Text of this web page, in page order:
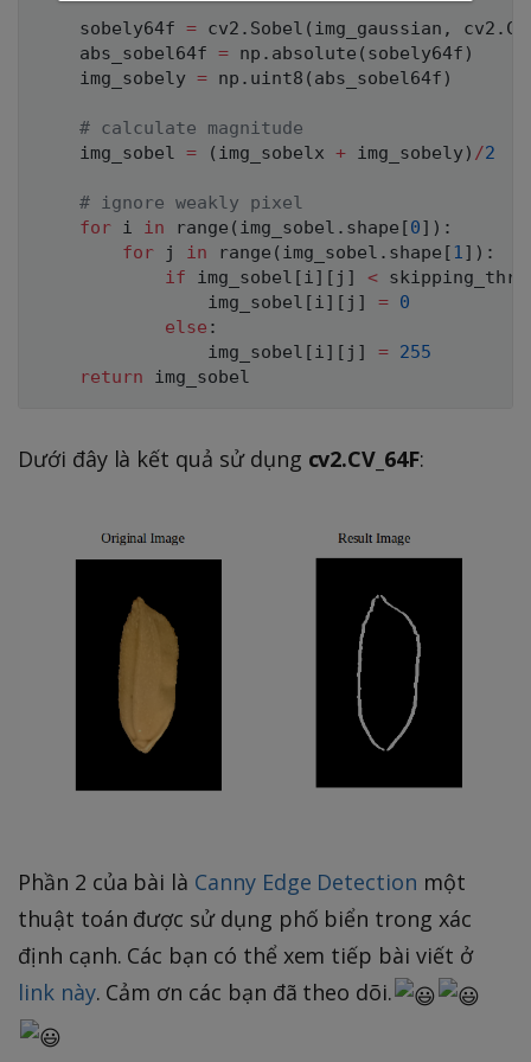
    sobely64f
= cv2 . Sobel ( img_gaussian , cv2 .
    abs_sobel64f
= np . absolute ( sobely64f )
    img_sobely
= np . uint8 ( abs_sobel64f )
# calculate magnitude
    img_sobel
= ( img_sobelx + img_sobely) /2
# ignore weakly pixel
for i in range ( img_sobel . shape [0] ) :
for j in range ( img_sobel . shape [ 1] ) :
if img_sobel [i] [ j ] <
                img_sobel
[i] [ j ] = 0
else :
                img_sobel
[i] [ j ] = 255
return
Dưới đây là kết quả sử dụng cv2.CV_64F:
Phần 2 của bài là Canny Edge Detection một
thuật toán được sử dụng phố biển trong xác
định cạnh. Các bạn có thể xem tiếp bài viết ở
link này. Cảm ơn các bạn đã theo dõi.